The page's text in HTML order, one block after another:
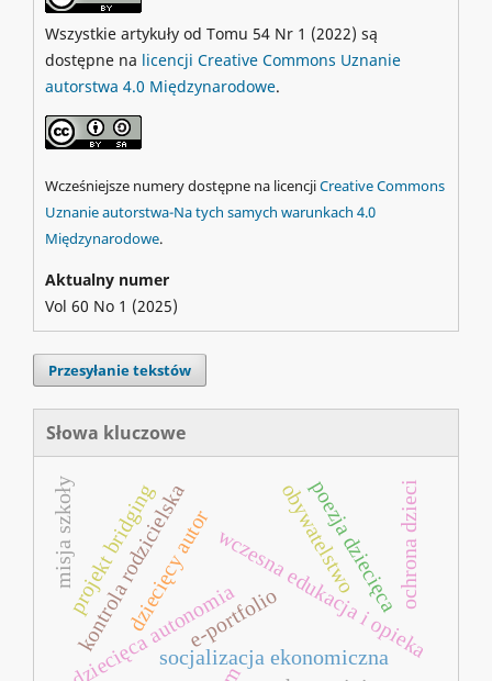
Wszystkie artykuły od Tomu 54 Nr 1 (2022) są
dostępne na licencji Creative Commons Uznanie
autorstwa 4.0 Międzynarodowe.
Wcześniejsze numery dostępne na licencjiCreative Commons
Uznanie autorstwa-Na tych samych warunkach 4.0
Międzynarodowe.
Aktualny numer
Vol 60 No 1 (2025)
Przesyłanie tekstów
Słowa kluczowe
wczesna edukacja i opieka
dziecięca autonomiasocjalizacja ekonomiczna
dziecięcy autor poezja dziecięcaochrona dzieci
kontrola rodzicielska obywatelstwo
projekt bridging
misja szkoły
e-portfolio